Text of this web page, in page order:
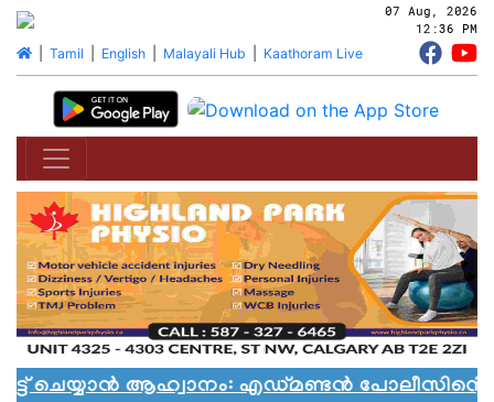
07 Aug, 2026
12:36 PM
| Tamil English| Malayali Hub Kaathoram Live
ആഹ്വാനം: എഡ്മണ്ടൻ പോലീസിൻ്റെ